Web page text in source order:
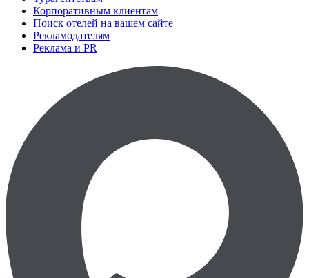
Корпоративным клиентам
Поиск отелей на вашем сайте
Рекламодателям
Реклама и PR